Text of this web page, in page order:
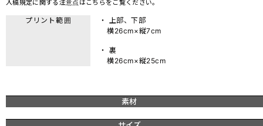
入稿規定に関する注意点は こちら をご覧ください。
プリント範囲
・ 上部、下部
横26cm×縦7cm
・ 裏
横26cm×縦25cm
素材